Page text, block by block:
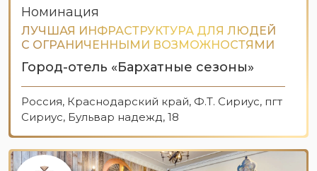
Номинация
ЛУЧШАЯ ИНФРАСТРУКТУРА ДЛЯ ЛЮДЕЙ
С ОГРАНИЧЕННЫМИ ВОЗМОЖНОСТЯМИ
Город-отель «Бархатные сезоны»
Россия, Краснодарский край, Ф.Т. Сириус, пгт
Сириус, Бульвар надежд, 18